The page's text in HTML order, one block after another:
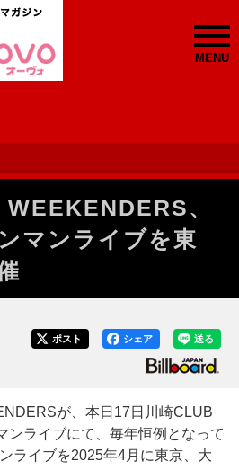
MENU
、
マンライブを東
送る
シェア
ポスト
が、本日17日川崎CLUB
ンライブにて、毎年恒例となって
ライブを2025年4月に東京、大